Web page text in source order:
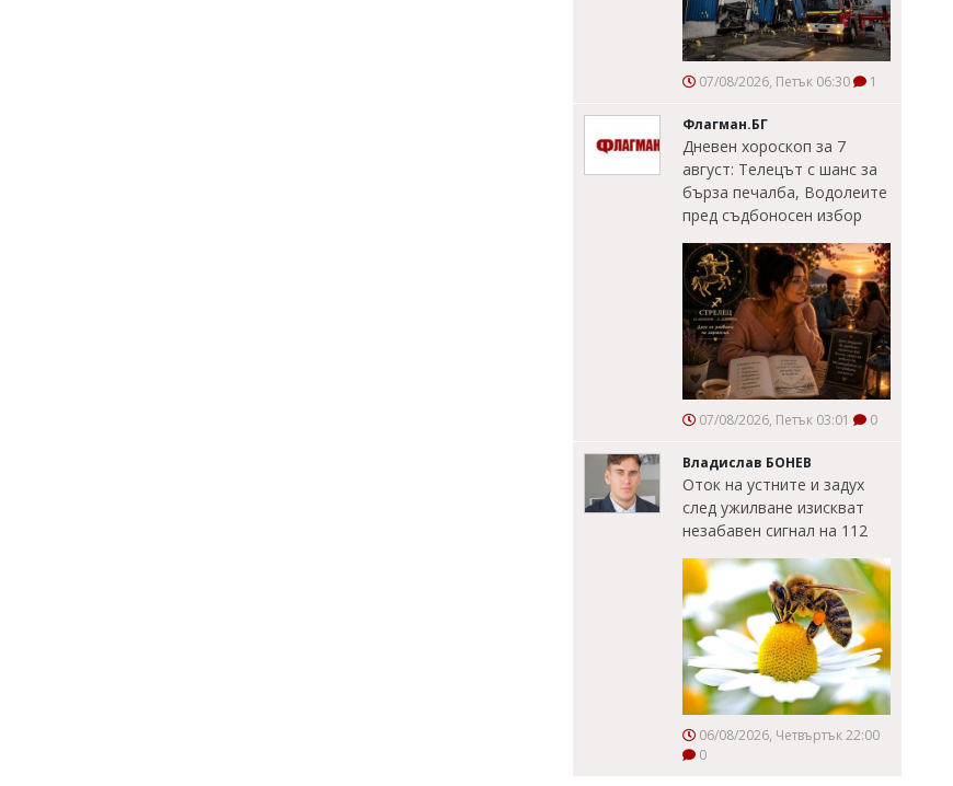
07/08/2026, Петък 06:30 1
Флагман.БГ
Дневен хороскоп за 7
август: Телецът с шанс за
бърза печалба, Водолеите
пред съдбоносен избор
07/08/2026, Петък 03:01 0
Владислав БОНЕВ
Оток на устните и задух
след ужилване изискват
незабавен сигнал на 112
06/08/2026, Четвъртък 22:00
0